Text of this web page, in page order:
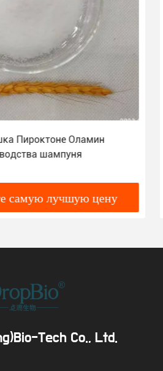
Пироктоне Оламин
шампуня
самую лучшую цену
Tech Co., Ltd.